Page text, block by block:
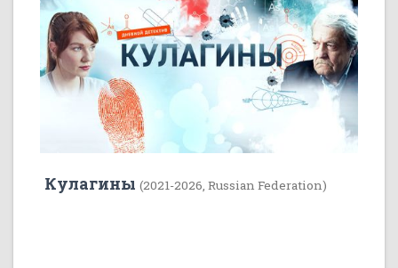
Кулагины (2021-2026, Russian Federation)